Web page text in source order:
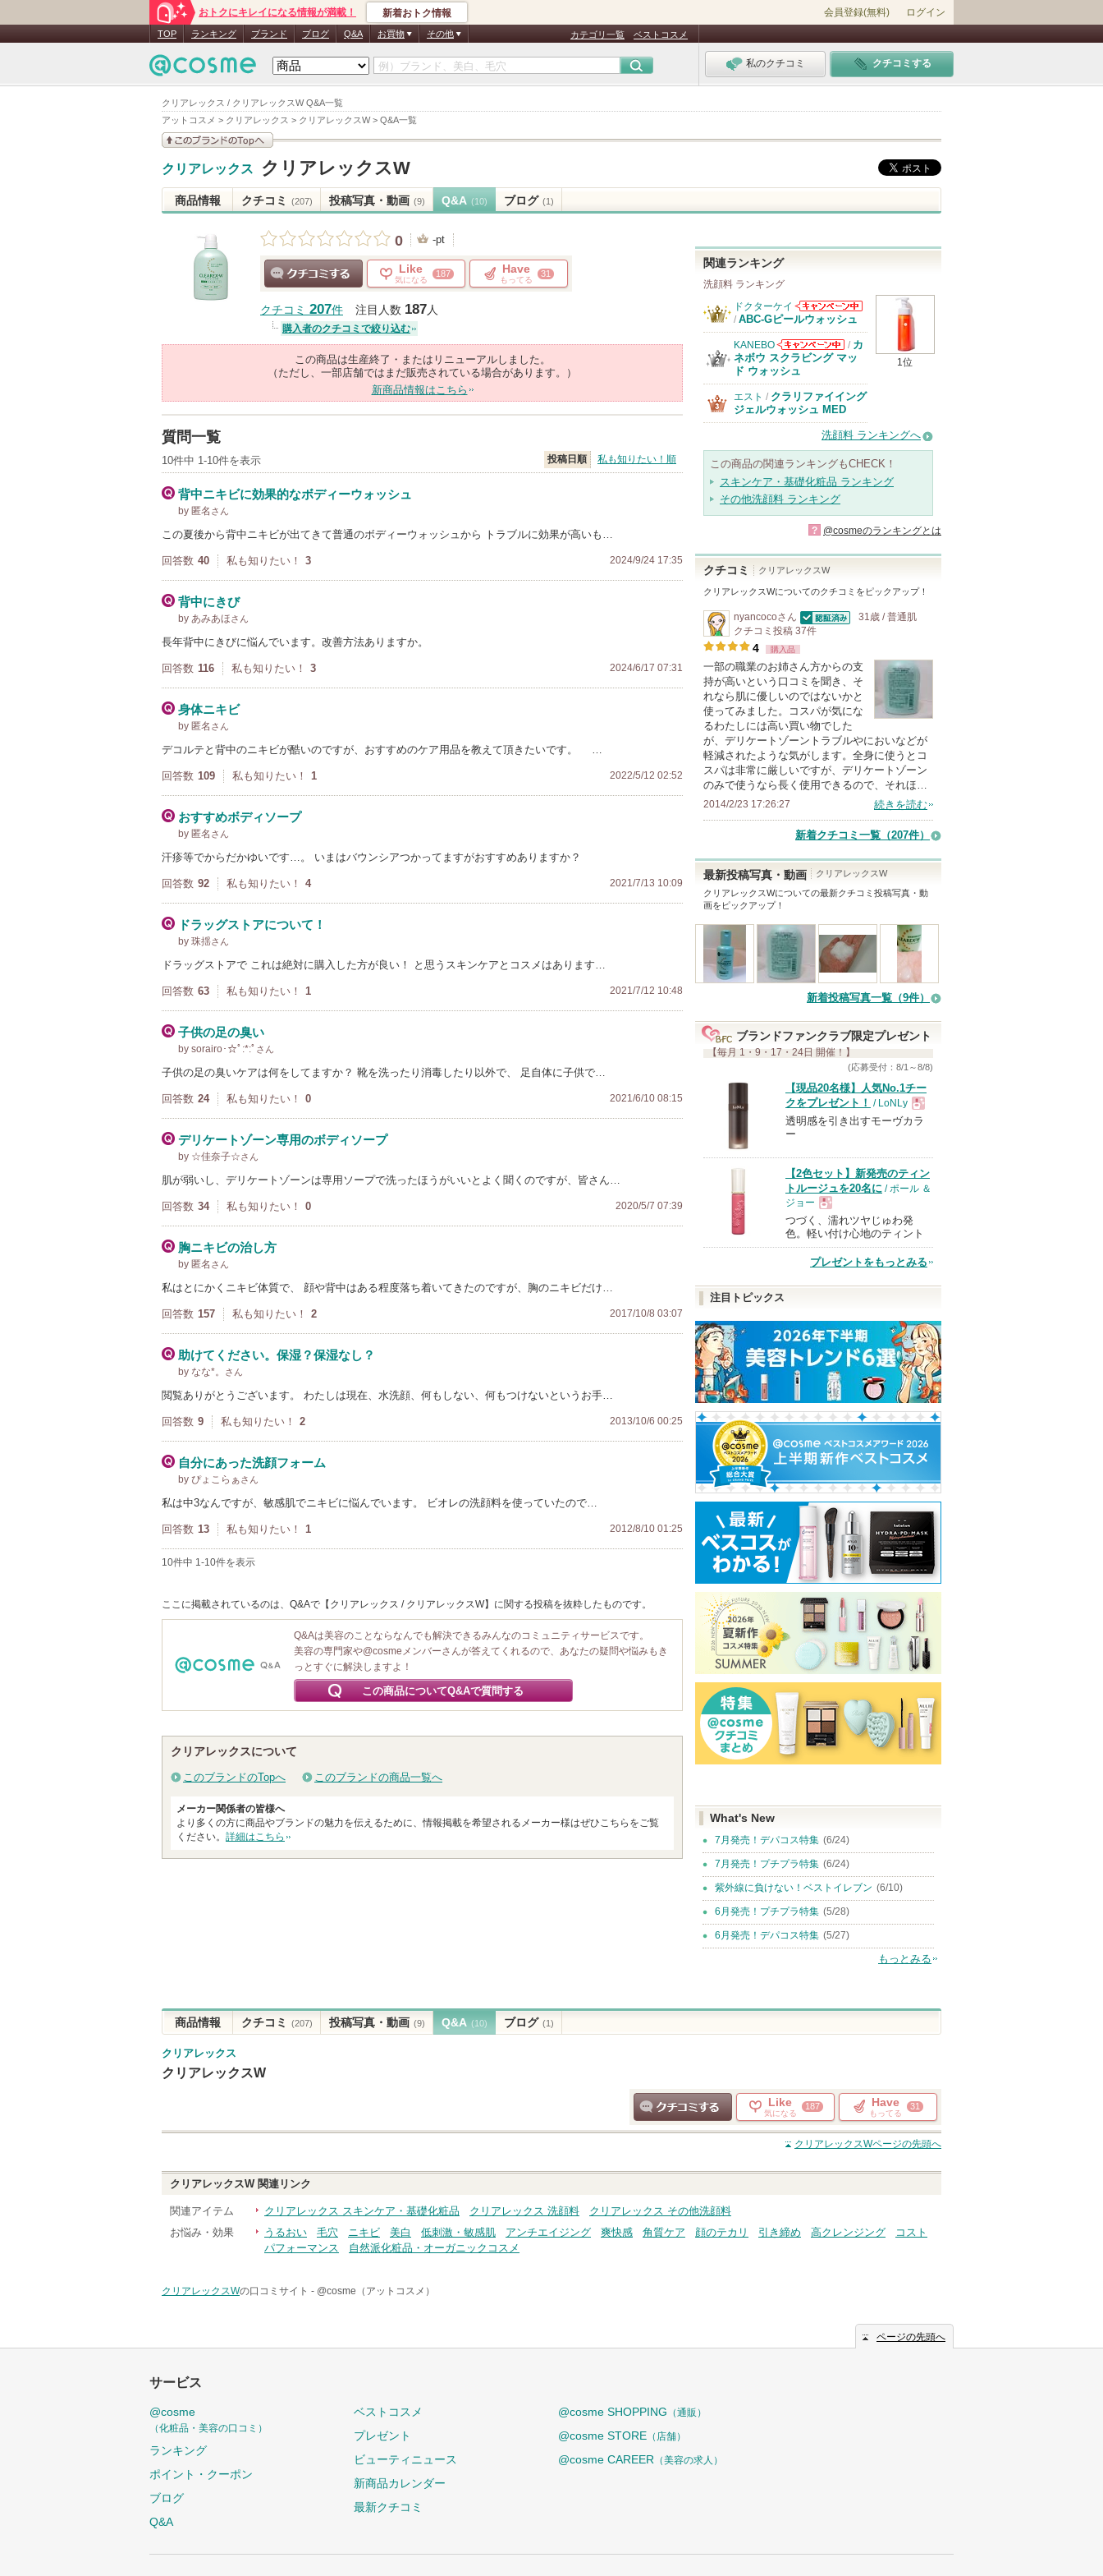
クリアレックス / クリアレックスW Q&A一覧
アットコスメ > クリアレックス > クリアレックスW> Q&A一覧
おトクにキレイになる情報が満載！ 新着おトク情報 会員登録(無料) ログイン
TOP ランキング ブランド ブログ Q&A お買物 その他 カテゴリ一覧 ベストコスメ
私のクチコミ クチコミする
クリアレックス クリアレックスW
商品情報 クチコミ (207) 投稿写真・動画 (9) Q&A (10) ブログ (1)
0 -pt
Like
気になる
187 Have
もってる
31
クチコミ 207件 注目人数 187人
購入者のクチコミで絞り込む
この商品は生産終了・またはリニューアルしました。
（ただし、一部店舗ではまだ販売されている場合があります。）
新商品情報はこちら
質問一覧
10件中 1-10件を表示 投稿日順 私も知りたい！順
背中ニキビに効果的なボディーウォッシュ
by 匿名 さん
この夏後から背中ニキビが出てきて普通のボディーウォッシュから トラブルに効果が高いも…
回答数 40 私も知りたい！ 3 2024/9/24 17:35
背中にきび
by あみあほさん
長年背中にきびに悩んでいます。改善方法ありますか。
回答数 116 私も知りたい！ 3 2024/6/17 07:31
身体ニキビ
by 匿名 さん
デコルテと背中のニキビが酷いのですが、おすすめのケア用品を教えて頂きたいです。 …
回答数 109 私も知りたい！ 1 2022/5/12 02:52
おすすめボディソープ
by 匿名 さん
汗疹等でからだかゆいです…。 いまはバウンシアつかってますがおすすめありますか？
回答数 92 私も知りたい！ 4 2021/7/13 10:09
ドラッグストアについて！
by 珠揺さん
ドラッグストアで これは絶対に購入した方が良い！ と思うスキンケアとコスメはあります…
回答数 63 私も知りたい！ 1 2021/7/12 10:48
子供の足の臭い
by sorairo･☆ﾟ:*:ﾟ さん
子供の足の臭いケアは何をしてますか？ 靴を洗ったり消毒したり以外で、 足自体に子供で…
回答数 24 私も知りたい！ 0 2021/6/10 08:15
デリケートゾーン専用のボディソープ
by ☆佳奈子☆さん
肌が弱いし、デリケートゾーンは専用ソープで洗ったほうがいいとよく聞くのですが、皆さん…
回答数 34 私も知りたい！ 0 2020/5/7 07:39
胸ニキビの治し方
by 匿名 さん
私はとにかくニキビ体質で、 顔や背中はある程度落ち着いてきたのですが、胸のニキビだけ…
回答数 157 私も知りたい！ 2 2017/10/8 03:07
助けてください。保湿？保湿なし？
by なな*。 さん
閲覧ありがとうございます。 わたしは現在、水洗顔、何もしない、何もつけないというお手…
回答数 9 私も知りたい！ 2 2013/10/6 00:25
自分にあった洗顔フォーム
by ぴょこらぁさん
私は中3なんですが、敏感肌でニキビに悩んでいます。 ビオレの洗顔料を使っていたので…
回答数 13 私も知りたい！ 1 2012/8/10 01:25
10件中 1-10件を表示
ここに掲載されているのは、Q&Aで【クリアレックス / クリアレックスW】に関する投稿を抜粋したものです。
Q&Aは美容のことならなんでも解決できるみんなのコミュニティサービスです。
美容の専門家や@cosmeメンバーさんが答えてくれるので、あなたの疑問や悩みもき
っとすぐに解決しますよ！
この商品についてQ&Aで質問する
クリアレックスについて
このブランドのTopへ このブランドの商品一覧へ
メーカー関係者の皆様へ
より多くの方に商品やブランドの魅力を伝えるために、情報掲載を希望されるメーカー様はぜひこちらをご覧
ください。 詳細はこちら
関連ランキング
洗顔料 ランキング
1位
ドクターケイ
ドクターケイか
らのお知らせが
あります
/ ABC-Gピールウォッシュ
KANEBO
KANEBOから
のお知らせがあ
/ カ
ネボウ スクラビング マッ
ド ウォッシュ
エスト / クラリファイイング
ジェルウォッシュ MED
洗顔料 ランキングへ
この商品の関連ランキングもCHECK！
スキンケア・基礎化粧品 ランキング
その他洗顔料 ランキング
? @cosmeのランキングとは
クチコミ クリアレックスW
クリアレックスWについてのクチコミをピックアップ！
nyancocoさん
認証済
31歳 / 普通肌
クチコミ投稿 37件
4 購入品
一部の職業のお姉さん方からの支
持が高いという口コミを聞き、そ
れなら肌に優しいのではないかと
使ってみました。コスパが気にな
るわたしには高い買い物でした
が、デリケートゾーントラブルやにおいなどが
軽減されたような気がします。全身に使うとコ
スパは非常に厳しいですが、デリケートゾーン
のみで使うなら長く使用できるので、それほ…
2014/2/23 17:26:27 続きを読む
新着クチコミ一覧 （207件）
最新投稿写真・動画
クリアレックスW
クリアレックスWについての最新クチコミ投稿写真・動
画をピックアップ！
新着投稿写真一覧（9件）
ブランドファンクラブ限定プレゼント
【毎月 1・9・17・24日 開催！】
(応募受付：8/1～8/8)
【現品20名様】人気No.1チー
クをプレゼント！ / LoNLy
現
品
透明感を引き出すモーヴカラ
ー
【2色セット】新発売のティン
トルージュを20名に / ポール ＆
ジョー
現
品
つづく、濡れツヤじゅわ発
色。軽い付け心地のティント
プレゼントをもっとみる
注目トピックス
What's New
7月発売！デパコス特集 (6/24)
7月発売！プチプラ特集 (6/24)
紫外線に負けない！ベストイレブン (6/10)
6月発売！プチプラ特集 (5/28)
6月発売！デパコス特集 (5/27)
もっとみる
商品情報 クチコミ (207) 投稿写真・動画 (9) Q&A (10) ブログ (1)
クリアレックス
クリアレックスW
クチコミする
Like
気になる
187 Have
もってる
31
クリアレックスWページの先頭へ
クリアレックスW関連リンク
関連アイテム クリアレックス スキンケア・基礎化粧品 クリアレックス 洗顔料
クリアレックス その他洗顔料
お悩み・効果
うるおい 毛穴 ニキビ 美白 低刺激・敏感肌 アンチエイジング 爽快感 角質ケア 顔のテカリ 引き締め 高クレンジング
コスト
パフォーマンス
自然派化粧品・オーガニックコスメ
クリアレックスWの口コミサイト - @cosme（アットコスメ）
ページの先頭へ
サービス
@cosme
（化粧品・美容の口コミ）
ランキング
ポイント・クーポン
ブログ
Q&A
ベストコスメ
プレゼント
ビューティニュース
新商品カレンダー
最新クチコミ
@cosme SHOPPING （通販）
@cosme STORE （店舗）
@cosme CAREER （美容の求人）